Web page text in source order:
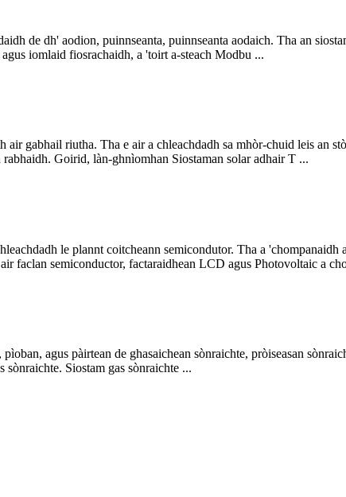
de dh' aodion, puinnseanta, puinnseanta aodaich. Tha an
iomlaid fiosrachaidh, a 'toirt a-steach Modbu ...
gabhail riutha. Tha e air a chleachdadh sa mhòr-chuid leis an
Goirid, làn-ghnìomhan Siostaman solar adhair T ...
le plannt coitcheann semicondutor. Tha a 'chompanaidh
faclan semiconductor, factaraidhean LCD agus Photovoltaic a
agus pàirtean de ghasaichean sònraichte, pròiseasan
sònraichte. Siostam gas sònraichte ...